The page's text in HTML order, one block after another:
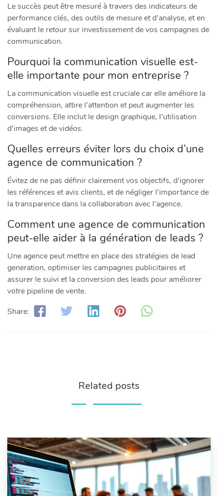
Le succès peut être mesuré à travers des indicateurs de
performance clés, des outils de mesure et d’analyse, et en
évaluant le retour sur investissement de vos campagnes de
communication.
Pourquoi la communication visuelle est-
elle importante pour mon entreprise ?
La communication visuelle est cruciale car elle améliore la
compréhension, attire l’attention et peut augmenter les
conversions. Elle inclut le design graphique, l’utilisation
d’images et de vidéos.
Quelles erreurs éviter lors du choix d’une
agence de communication ?
Évitez de ne pas définir clairement vos objectifs, d’ignorer
les références et avis clients, et de négliger l’importance de
la transparence dans la collaboration avec l’agence.
Comment une agence de communication
peut-elle aider à la génération de leads ?
Une agence peut mettre en place des stratégies de lead
generation, optimiser les campagnes publicitaires et
assurer le suivi et la conversion des leads pour améliorer
votre pipeline de vente.
Share:
Related posts